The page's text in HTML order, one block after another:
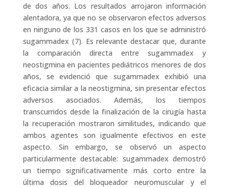
de dos años. Los resultados arrojaron información
alentadora, ya que no se observaron efectos adversos
en ninguno de los 331 casos en los que se administró
sugammadex (7). Es relevante destacar que, durante
la comparación directa entre sugammadex y
neostigmina en pacientes pediátricos menores de dos
años, se evidenció que sugammadex exhibió una
eficacia similar a la neostigmina, sin presentar efectos
adversos asociados. Además, los tiempos
transcurridos desde la finalización de la cirugía hasta
la recuperación mostraron similitudes, indicando que
ambos agentes son igualmente efectivos en este
aspecto. Sin embargo, se observó un aspecto
particularmente destacable: sugammadex demostró
un tiempo significativamente más corto entre la
última dosis del bloqueador neuromuscular y el